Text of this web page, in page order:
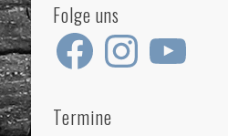
Folge uns
Facebook Instagram
Termine